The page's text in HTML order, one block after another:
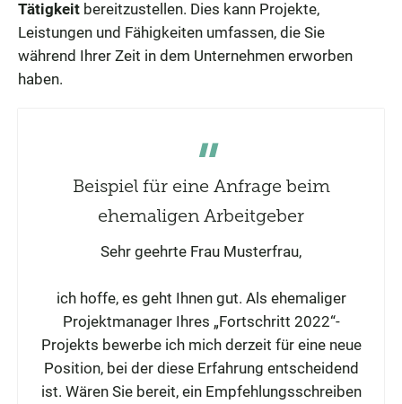
Tätigkeit bereitzustellen. Dies kann Projekte,
Leistungen und Fähigkeiten umfassen, die Sie
während Ihrer Zeit in dem Unternehmen erworben
haben.
Beispiel für eine Anfrage beim
ehemaligen Arbeitgeber
Sehr geehrte Frau Musterfrau,
ich hoffe, es geht Ihnen gut. Als ehemaliger
Projektmanager Ihres „Fortschritt 2022“-
Projekts bewerbe ich mich derzeit für eine neue
Position, bei der diese Erfahrung entscheidend
ist. Wären Sie bereit, ein Empfehlungsschreiben